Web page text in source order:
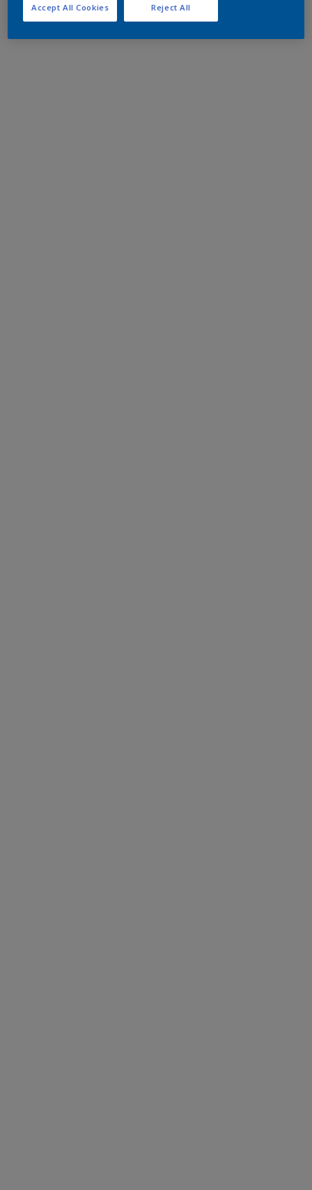
Reject All
Accept All Cookies